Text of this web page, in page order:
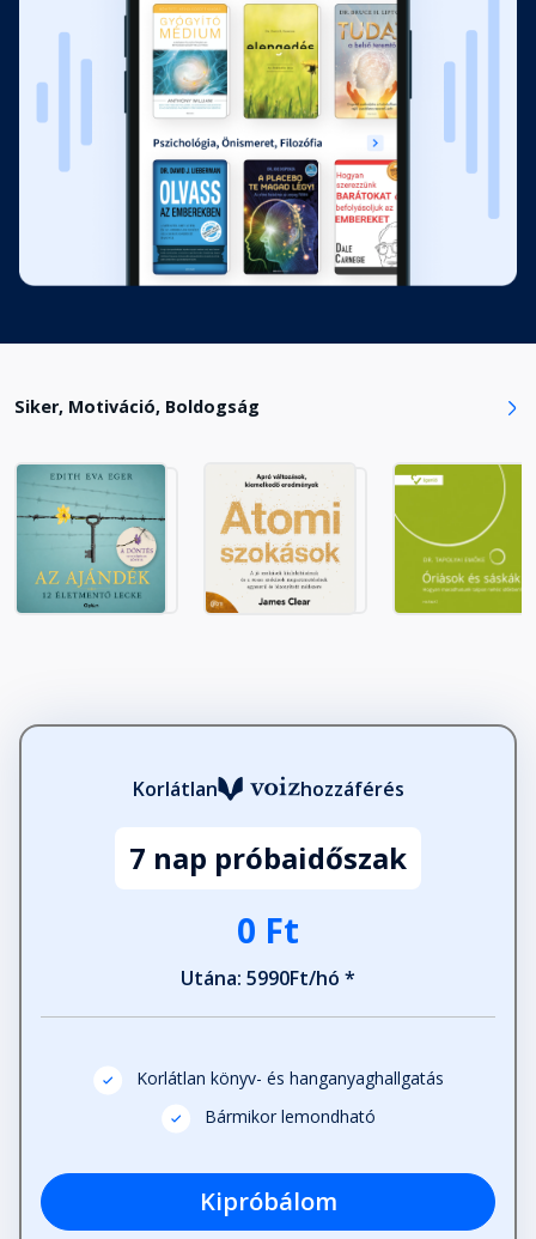
III. rész: SZOKÁSOK KIALAKÍTÁSA ÉS
MEGTARTÁSA
Fejezet hossza: 00:01:33
9. fejezet: Következetesség -
Tartsd szem előtt a célt!
Fejezet hossza: 00:42:12
10. fejezet: Szokások - Hogyan
11. fejezet: Neuroplaszticitás - Az
agy megváltoztatásának
Fejezet hossza: 00:31:29
12. fejezet: Dopaminjutalmazó
rendszer létrehozása - Szeress
bele a folyamatba!
Fejezet hossza: 00:24:01
Fejezet hossza: 00:14:10
Siker, Motiváció, Boldogság
Korlátlan hozzáférés
7 nap próbaidőszak
0 Ft
Utána: 5990Ft/hó *
Korlátlan könyv- és hanganyaghallgatás
Bármikor lemondható
Kipróbálom